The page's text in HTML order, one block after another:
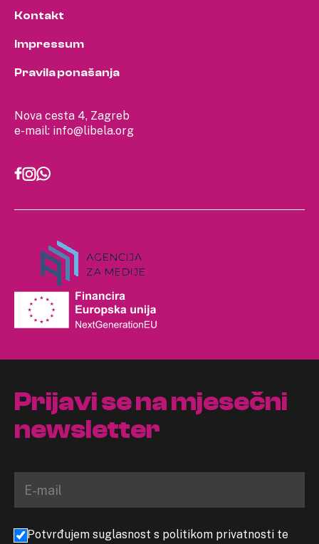
Nova cesta 4, Zagreb
e-mail: info@libela.org
Kontakt
Impressum
Pravila ponašanja
Prijavi se na mjesečni
newsletter
Potvrđujem suglasnost s politikom privatnosti te